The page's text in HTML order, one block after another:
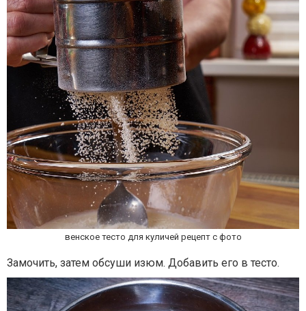
венское тесто для куличей рецепт с фото
Замочить, затем обсуши изюм. Добавить его в тесто.